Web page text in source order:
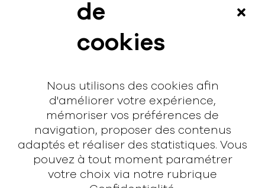
de
cookies
Nous utilisons des cookies afin
d'améliorer votre expérience,
mémoriser vos préférences de
navigation, proposer des contenus
adaptés et réaliser des statistiques. Vous
pouvez à tout moment paramétrer
votre choix via notre rubrique
Interview
Contact
hello@rodmusic.fr
SubmitHub
Groover